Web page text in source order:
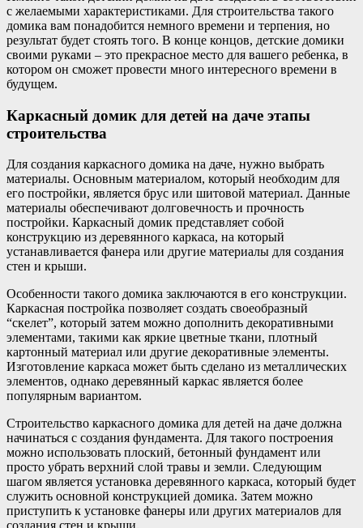
с желаемыми характеристиками. Для строительства такого
домика вам понадобится немного времени и терпения, но
результат будет стоять того. В конце концов, детские домики
своими руками – это прекрасное место для вашего ребенка, в
котором он сможет провести много интересного времени в
будущем.
Каркасный домик для детей на даче этапы
строительства
Для создания каркасного домика на даче, нужно выбрать
материалы. Основным материалом, который необходим для
его постройки, является брус или шитовой материал. Данные
материалы обеспечивают долговечность и прочность
постройки. Каркасный домик представляет собой
конструкцию из деревянного каркаса, на который
устанавливается фанера или другие материалы для создания
стен и крыши.
Особенности такого домика заключаются в его конструкции.
Каркасная постройка позволяет создать своеобразный
“скелет”, который затем можно дополнить декоративными
элементами, такими как яркие цветные ткани, плотный
картонный материал или другие декоративные элементы.
Изготовление каркаса может быть сделано из металлических
элементов, однако деревянный каркас является более
популярным вариантом.
Строительство каркасного домика для детей на даче должна
начинаться с создания фундамента. Для такого построения
можно использовать плоский, бетонный фундамент или
просто убрать верхний слой травы и земли. Следующим
шагом является установка деревянного каркаса, который будет
служить основной конструкцией домика. Затем можно
приступить к установке фанеры или других материалов для